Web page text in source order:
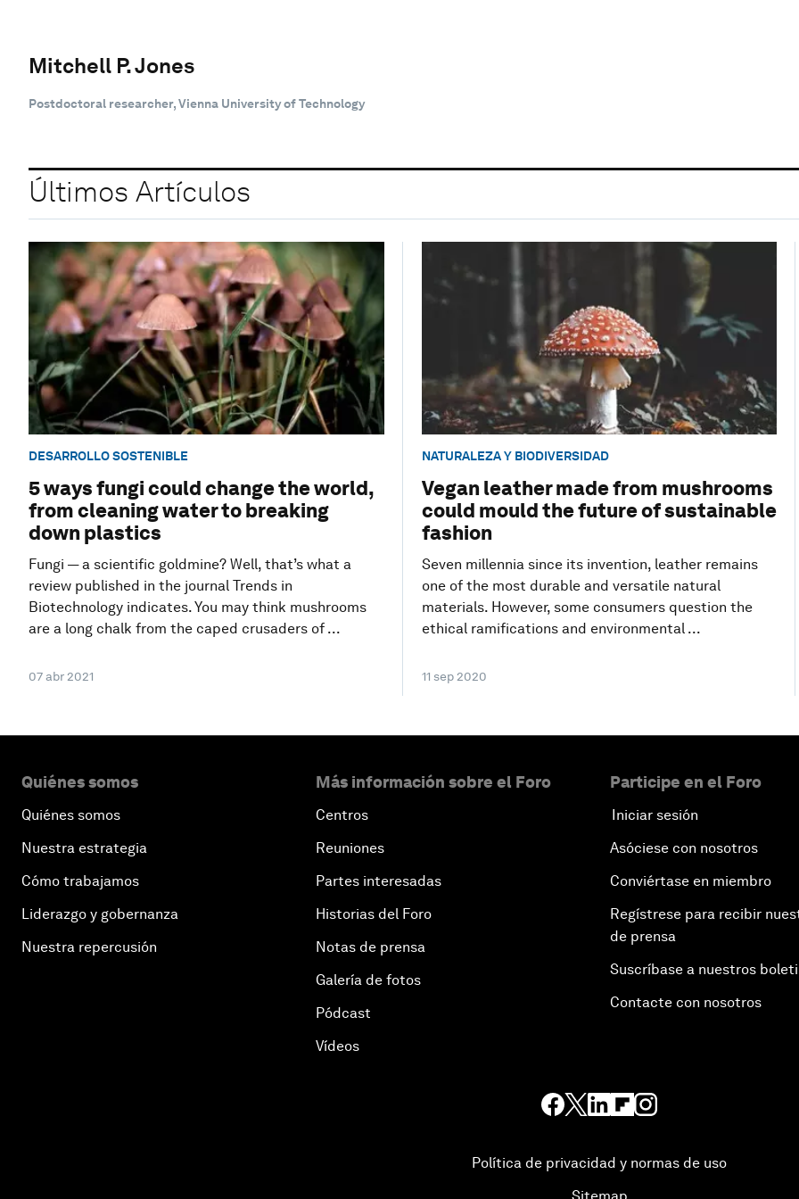
Mitchell P. Jones
Postdoctoral researcher, Vienna University of Technology
Últimos Artículos
DESARROLLO SOSTENIBLE
5 ways fungi could change the world,
from cleaning water to breaking
down plastics
Fungi — a scientific goldmine? Well, that’s what a
review published in the journal Trends in
Biotechnology indicates. You may think mushrooms
are a long chalk from the caped crusaders of ...
07 abr 2021
NATURALEZA Y BIODIVERSIDAD
Vegan leather made from mushrooms
could mould the future of sustainable
fashion
Seven millennia since its invention, leather remains
one of the most durable and versatile natural
materials. However, some consumers question the
ethical ramifications and environmental ...
11 sep 2020
Quiénes somos
Quiénes somos
Nuestra estrategia
Cómo trabajamos
Liderazgo y gobernanza
Nuestra repercusión
Más información sobre el Foro
Centros
Reuniones
Partes interesadas
Historias del Foro
Notas de prensa
Galería de fotos
Pódcast
Vídeos
Participe en el Foro
Iniciar sesión
Asóciese con nosotros
Conviértase en miembro
Regístrese para recibir
de prensa
Suscríbase a nuestros
Contacte con nosotros
Política de privacidad y normas de uso